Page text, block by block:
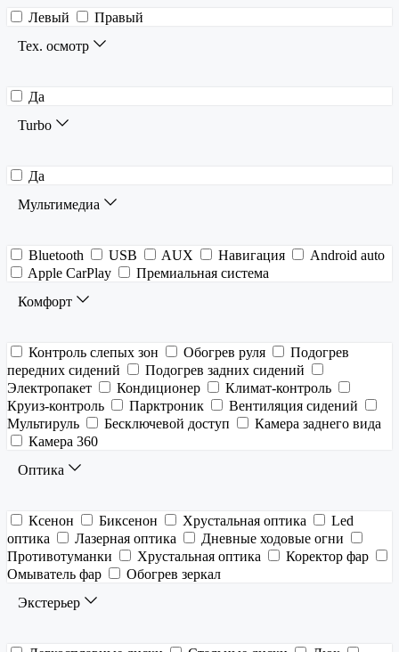
Левый
Правый
Тех. осмотр
Да
Turbo
Да
Мультимедиа
Bluetooth USB AUX Навигация
Android auto
Apple CarPlay
Премиальная система
Комфорт
Контроль слепых зон Обогрев руля
Подогрев
передних сидений
Подогрев задних сидений
Электропакет
Кондиционер
Климат-контроль
Круиз-контроль
Парктроник
Вентиляция сидений
Мультируль
Бесключевой доступ
Камера заднего вида
Камера 360
Оптика
Ксенон Биксенон Хрустальная оптика
Led
оптика
Лазерная оптика
Дневные ходовые огни
Противотуманки
Хрустальная оптика
Коректор фар
Омыватель фар
Обогрев зеркал
Экстерьер